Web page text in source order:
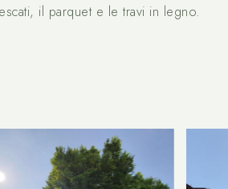
il parquet e le travi in legno.